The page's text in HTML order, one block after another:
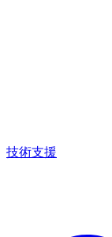
技術支援